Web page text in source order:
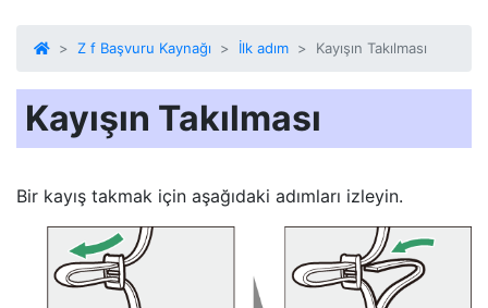
Z f Başvuru Kaynağı İlk adım Kayışın Takılması
Kayışın Takılması
Bir kayış takmak için aşağıdaki adımları izleyin.